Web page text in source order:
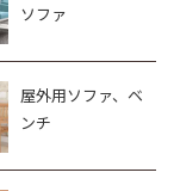
ソファ
屋外用ソファ、ベ
ンチ